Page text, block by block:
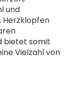
und
Herzklopfen
bietet somit
Vielzahl von